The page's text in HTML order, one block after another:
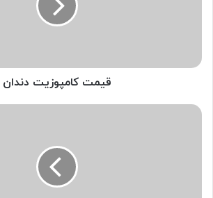
قیمت کامپوزیت دندان
آشنایی